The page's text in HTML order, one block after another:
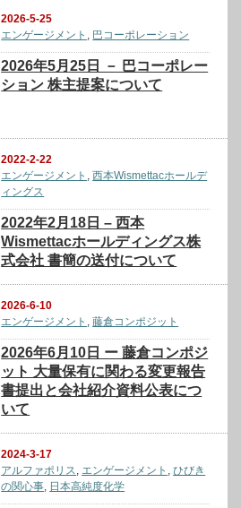
2026-5-25
エンゲージメント , 巴コーポレーション
2026年5月25日 － 巴コーポレー
ション 株主提案について
2022-2-22
エンゲージメント
,西本Wismettacホールデ
ィングス
2022年2月18日 – 西本
Wismettacホールディングス株
式会社 書簡の送付について
2026-6-10
エンゲージメント
,藤倉コンポジット
2026年6月10日 ー 藤倉コンポジ
ット 大量保有に関わる変更報告
書提出と会社紹介資料公表につ
いて
2024-3-17
アルファポリス
エンゲージメント ,ひびき
の関心事 日本高純度化学